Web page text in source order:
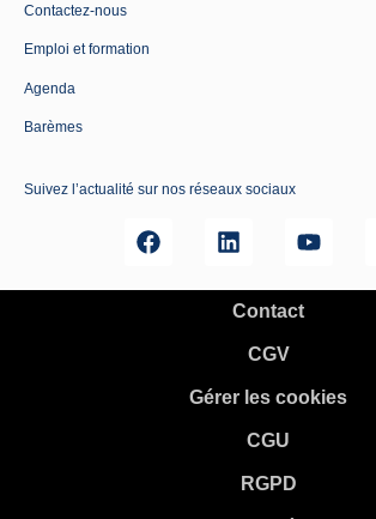
Contactez-nous
Emploi et formation
Agenda
Barèmes
Suivez l’actualité sur nos réseaux sociaux
Contact
CGV
Gérer les cookies
CGU
RGPD